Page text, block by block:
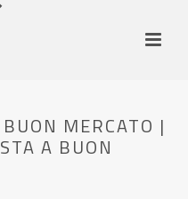
MERCATO |
A BUON